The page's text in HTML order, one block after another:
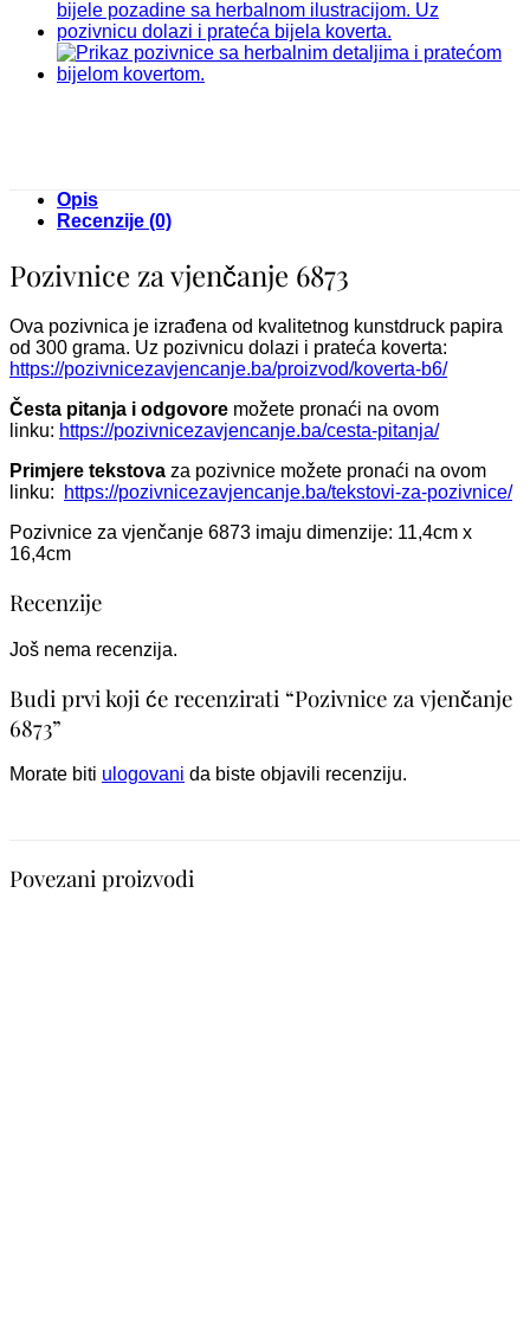
Opis
Recenzije (0)
Pozivnice za vjenčanje 6873
Ova pozivnica je izrađena od kvalitetnog kunstdruck papira
od 300 grama. Uz pozivnicu dolazi i prateća koverta:
https://pozivnicezavjencanje.ba/proizvod/koverta-b6/
Česta pitanja i odgovore možete pronaći na ovom
linku: https://pozivnicezavjencanje.ba/cesta-pitanja/
Primjere tekstova za pozivnice možete pronaći na ovom
linku:
https://pozivnicezavjencanje.ba/tekstovi-za-pozivnice/
Pozivnice za vjenčanje 6873 imaju dimenzije: 11,4cm x
16,4cm
Recenzije
Još nema recenzija.
Budi prvi koji će recenzirati “Pozivnice za vjenčanje
6873”
Morate biti ulogovani da biste objavili recenziju.
Povezani proizvodi